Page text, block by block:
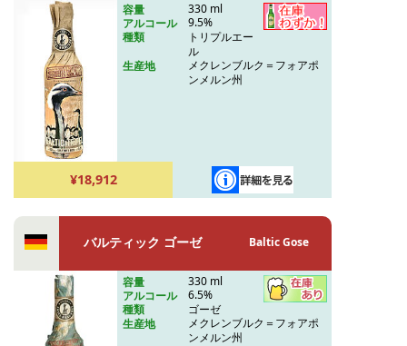
容量
330 ml
アルコール
9.5%
種類
トリプルエー
ル
生産地
メクレンブルク＝フォアポ
ンメルン州
¥18,912
バルティック ゴーゼ Baltic Gose
容量
330 ml
アルコール
6.5%
種類
ゴーゼ
生産地
メクレンブルク＝フォアポ
ンメルン州